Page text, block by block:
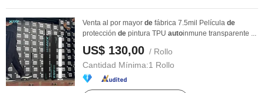
Venta al por mayor de fábrica 7.5mil Película de
protección de pintura TPU autoinmune transparente ...
US$ 130,00 / Rollo
Cantidad Mínima:1 Rollo